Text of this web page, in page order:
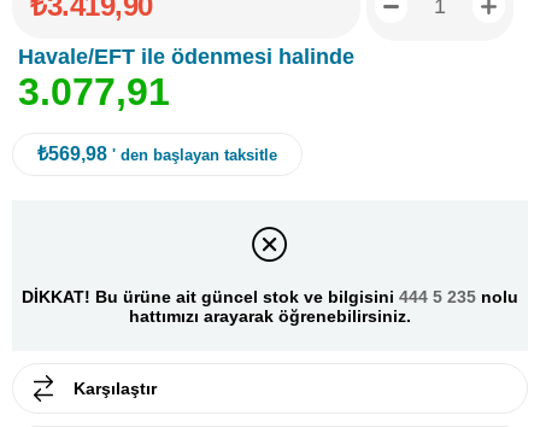
Havale/EFT ile ödenmesi halinde
3.077,91
₺569,98 ' den başlayan taksitle
DİKKAT! Bu ürüne ait güncel stok ve bilgisini 444 5 235 nolu
hattımızı arayarak öğrenebilirsiniz.
Karşılaştır